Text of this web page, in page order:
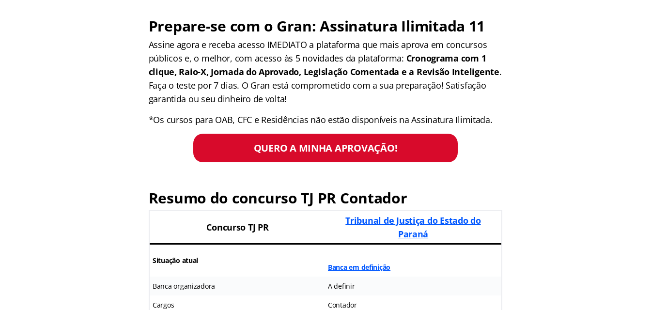
Prepare-se com o Gran: Assinatura Ilimitada 11
Assine agora e receba acesso IMEDIATO a plataforma que mais aprova em concursos
públicos e, o melhor, com acesso às 5 novidades da plataforma: Cronograma com 1
clique, Raio-X, Jornada do Aprovado, Legislação Comentada e a Revisão Inteligente.
Faça o teste por 7 dias. O Gran está comprometido com a sua preparação! Satisfação
garantida ou seu dinheiro de volta!
*Os cursos para OAB, CFC e Residências não estão disponíveis na Assinatura Ilimitada.
QUERO A MINHA APROVAÇÃO!
Resumo do concurso TJ PR Contador
Concurso TJ PR
Tribunal de Justiça do Estado do
Paraná
Situação atual
Banca em definição
Banca organizadora A definir
Cargos Contador